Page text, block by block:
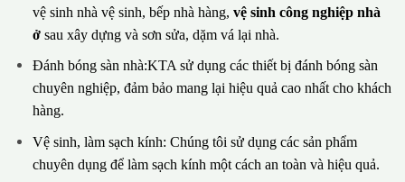
vệ sinh nhà vệ sinh, bếp nhà hàng, vệ sinh công nghiệp nhà
ởsau xây dựng và sơn sửa, dặm vá lại nhà.
Đánh bóng sàn nhà:KTA sử dụng các thiết bị đánh bóng sàn
chuyên nghiệp, đảm bảo mang lại hiệu quả cao nhất cho khách
hàng.
Vệ sinh, làm sạch kính: Chúng tôi sử dụng các sản phẩm
chuyên dụng để làm sạch kính một cách an toàn và hiệu quả.